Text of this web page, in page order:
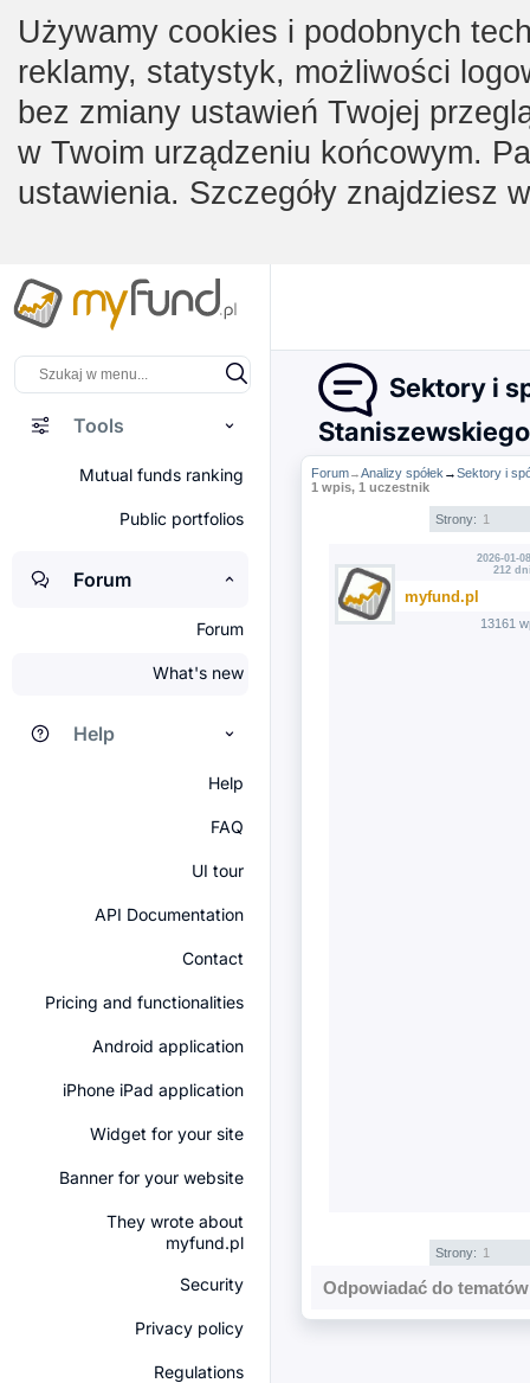
Używamy cookies i podobnych
reklamy, statystyk, możliwości
bez zmiany ustawień Twojej
w Twoim urządzeniu końcowym.
ustawienia. Szczegóły znajdziesz
Tools
Mutual funds ranking
Public portfolios
Forum
Forum
What's new
Help
Help
FAQ
UI tour
API Documentation
Contact
Pricing and functionalities
Android application
iPhone iPad application
Widget for your site
Banner for your website
They wrote about
myfund.pl
Security
Privacy policy
Regulations
Sektory i
Staniszewskiego
Forum→Analizy spółek →Sektory i
1 wpis, 1 uczestnik
Strony: 1
2026-01-
212
myfund.pl
13161
Strony: 1
Odpowiadać do